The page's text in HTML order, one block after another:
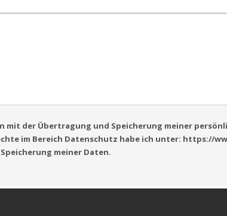
der Übertragung und Speicherung meiner
im Bereich Datenschutz habe ich unter: https://
meiner Daten.